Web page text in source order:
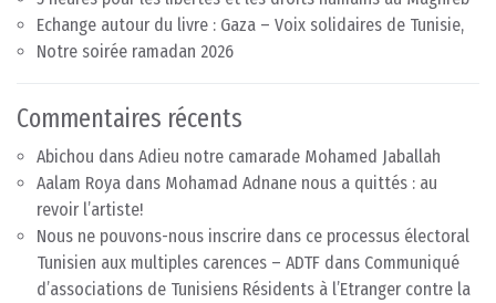
Echange autour du livre : Gaza – Voix solidaires de Tunisie,
Notre soirée ramadan 2026
Commentaires récents
Abichou dans Adieu notre camarade Mohamed Jaballah
Aalam Roya dans Mohamad Adnane nous a quittés : au
revoir l’artiste!
Nous ne pouvons-nous inscrire dans ce processus électoral
Tunisien aux multiples carences – ADTF dans Communiqué
d’associations de Tunisiens Résidents à l’Etranger contre la